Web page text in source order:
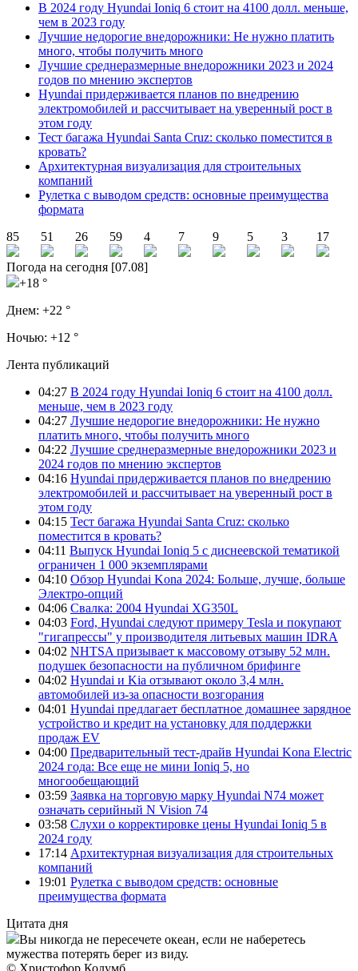
В 2024 году Hyundai Ioniq 6 стоит на 4100 долл. меньше,
чем в 2023 году
Лучшие недорогие внедорожники: Не нужно платить
много, чтобы получить много
Лучшие среднеразмерные внедорожники 2023 и 2024
годов по мнению экспертов
Hyundai придерживается планов по внедрению
электромобилей и рассчитывает на уверенный рост в
этом году
Тест багажа Hyundai Santa Cruz: сколько поместится в
кровать?
Архитектурная визуализация для строительных
компаний
Рулетка с выводом средств: основные преимущества
формата
85
51 26 59 4 7 9 5 3 17
Погода на сегодня [07.08]
+18 °
Днем: +22 °
Ночью: +12 °
Лента публикаций
04:27 В 2024 году Hyundai Ioniq 6 стоит на 4100 долл.
меньше, чем в 2023 году
04:27 Лучшие недорогие внедорожники: Не нужно
платить много, чтобы получить много
04:22 Лучшие среднеразмерные внедорожники 2023 и
2024 годов по мнению экспертов
04:16 Hyundai придерживается планов по внедрению
электромобилей и рассчитывает на уверенный рост в
этом году
04:15 Тест багажа Hyundai Santa Cruz: сколько
поместится в кровать?
04:11 Выпуск Hyundai Ioniq 5 с диснеевской тематикой
ограничен 1 000 экземплярами
04:10 Обзор Hyundai Kona 2024: Больше, лучше, больше
Электро-опций
04:06 Свалка: 2004 Hyundai XG350L
04:03 Ford, Hyundai следуют примеру Tesla и покупают
"гигапрессы" у производителя литьевых машин IDRA
04:02 NHTSA призывает к массовому отзыву 52 млн.
подушек безопасности на публичном брифинге
04:02 Hyundai и Kia отзывают около 3,4 млн.
автомобилей из-за опасности возгорания
04:01 Hyundai предлагает бесплатное домашнее зарядное
устройство и кредит на установку для поддержки
продаж EV
04:00 Предварительный тест-драйв Hyundai Kona Electric
2024 года: Все еще не мини Ioniq 5, но
многообещающий
03:59 Заявка на торговую марку Hyundai N74 может
означать серийный N Vision 74
03:58 Слухи о корректировке цены Hyundai Ioniq 5 в
2024 году
17:14 Архитектурная визуализация для строительных
компаний
19:01 Рулетка с выводом средств: основные
преимущества формата
Цитата дня
Вы никогда не пересечете океан, если не наберетесь
мужества потерять берег из виду.